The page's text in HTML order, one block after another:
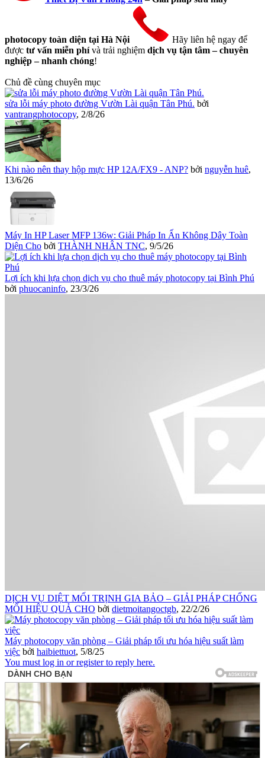
photocopy toàn diện tại Hà Nội
Hãy liên hệ ngay để
được tư vấn miễn phívà trải nghiệm dịch vụ tận tâm – chuyên
nghiệp – nhanh chóng!
Chủ đề cùng chuyên mục
sửa lỗi máy photo đường Vườn Lài quận Tân Phú. bởi
vantrangphotocopy, 2/8/26
Khi nào nên thay hộp mực HP 12A/FX9 - ANP? bởi nguyễn huê,
13/6/26
Máy In HP Laser MFP 136w: Giải Pháp In Ấn Không Dây Toàn
Diện Cho bởi THÀNH NHÂN TNC, 9/5/26
Lợi ích khi lựa chọn dịch vụ cho thuê máy photocopy tại Bình Phú
bởi phuocaninfo, 23/3/26
DỊCH VỤ DIỆT MỐI TRỊNH GIA BẢO – GIẢI PHÁP CHỐNG
MỐI HIỆU QUẢ CHO bởi dietmoitangoctgb, 22/2/26
Máy photocopy văn phòng – Giải pháp tối ưu hóa hiệu suất làm
việc bởi haibiettuot, 5/8/25
You must log in or register to reply here.